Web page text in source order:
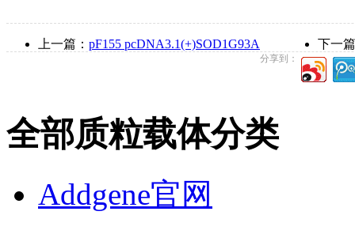
上一篇： pF155 pcDNA3.1(+)SOD1G93A 下一
分享到：
全部质粒载体分类
Addgene官网